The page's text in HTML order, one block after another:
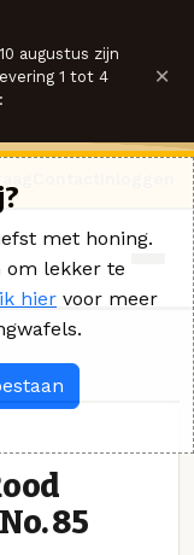
augustus zijn
1 tot 4
×
85
met honing.
om lekker te
hier voor meer